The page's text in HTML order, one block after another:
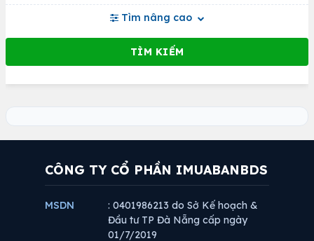
Tìm nâng cao
CÔNG TY CỔ PHẦN IMUABANBDS
MSDN
: 0401986213 do Sở Kế hoạch &
Đầu tư TP Đà Nẵng cấp ngày
01/7/2019